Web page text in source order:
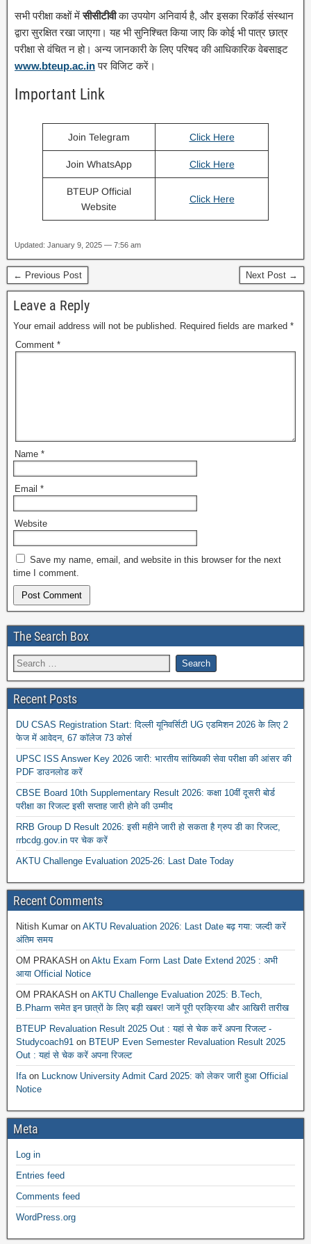
सभी परीक्षा कक्षों मेंसीसीटीवीका उपयोग अनिवार्य है, और इसका रिकॉर्ड संस्थान
द्वारा सुरक्षित रखा जाएगा। यह भी सुनिश्चित किया जाए कि कोई भी पात्र छात्र
परीक्षा से वंचित न हो। अन्य जानकारी के लिए परिषद की आधिकारिक वेबसाइट
www.bteup.ac.inपर विजिट करें।
Important Link
Join Telegram Click Here
Join WhatsApp Click Here
BTEUP Official
Website
Click Here
Updated: January 9, 2025 — 7:56 am
← Previous Post Next Post →
Leave a Reply
Your email address will not be published. Required fields are marked *
Comment *
Name *
Email *
Website
Save my name, email, and website in this browser for the next
time I comment.
The Search Box
Recent Posts
DU CSAS Registration Start: दिल्ली यूनिवर्सिटी UG एडमिशन 2026 के लिए 2
फेज में आवेदन, 67 कॉलेज 73 कोर्स
UPSC ISS Answer Key 2026 जारी: भारतीय सांख्यिकी सेवा परीक्षा की आंसर की
PDF डाउनलोड करें
CBSE Board 10th Supplementary Result 2026: कक्षा 10वीं दूसरी बोर्ड
परीक्षा का रिजल्ट इसी सप्ताह जारी होने की उम्मीद
RRB Group D Result 2026: इसी महीने जारी हो सकता है ग्रुप डी का रिजल्ट,
rrbcdg.gov.in पर चेक करें
AKTU Challenge Evaluation 2025-26: Last Date Today
Recent Comments
Nitish Kumar on AKTU Revaluation 2026: Last Date बढ़ गया: जल्दी करें
अंतिम समय
OM PRAKASH on Aktu Exam Form Last Date Extend 2025 : अभी
आया Official Notice
OM PRAKASH on AKTU Challenge Evaluation 2025: B.Tech,
B.Pharm समेत इन छात्रों के लिए बड़ी खबर! जानें पूरी प्रक्रिया और आखिरी तारीख
BTEUP Revaluation Result 2025 Out : यहां से चेक करें अपना रिजल्ट -
Studycoach91 on BTEUP Even Semester Revaluation Result 2025
Out : यहां से चेक करें अपना रिजल्ट
Ifaon Lucknow University Admit Card 2025: को लेकर जारी हुआ Official
Notice
Meta
Log in
Entries feed
Comments feed
WordPress.org